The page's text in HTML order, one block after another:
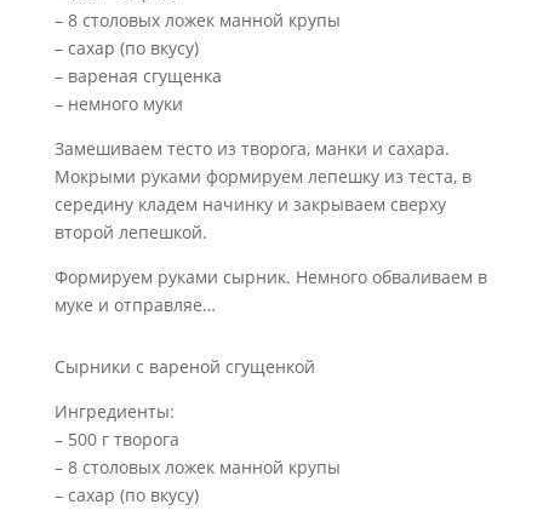
– 8 столовых ложек манной крупы
– сахар (по вкусу)
– вареная сгущенка
– немного муки
Замешиваем тесто из творога, манки и сахара.
Мокрыми руками формируем лепешку из теста, в
середину кладем начинку и закрываем сверху
второй лепешкой.
Формируем руками сырник. Немного обваливаем в
муке и отправляе…
Сырники с вареной сгущенкой
Ингредиенты:
– 500 г творога
– 8 столовых ложек манной крупы
– сахар (по вкусу)